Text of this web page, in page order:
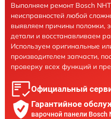
Выполняем ремонт Bosch
неисправностей любой
выявляем причины поломки,
детали и восстанавливаем
Используем оригинальные
производителем запчасти,
проверку всех функций и
Официальный
Гарантийное
варочной панели Bosch